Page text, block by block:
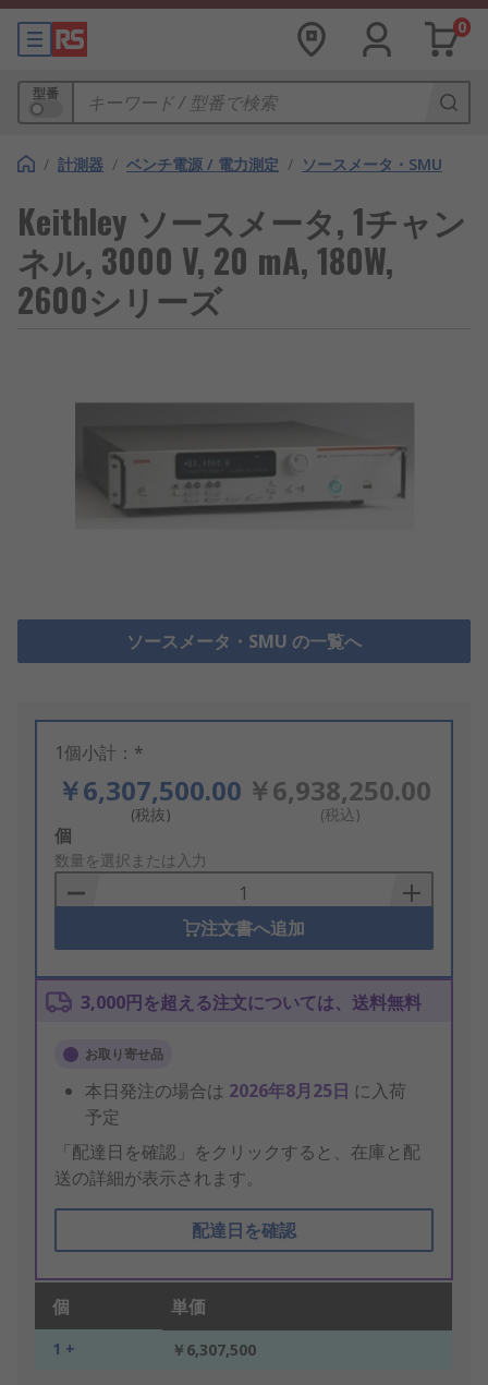
0
型番
/ 計測器 / ベンチ電源 / 電力測定 / ソースメータ・SMU
Keithley ソースメータ, 1チャン
ネル, 3000 V, 20 mA, 180W,
2600シリーズ
ソースメータ・SMU の一覧へ
1個小計：*
￥6,307,500.00
(税抜)
￥6,938,250.00
(税込)
Add
to
Basket
個
数量を選択または入力
注文書へ追加
3,000円を超える注文については、送料無料
お取り寄せ品
本日発注の場合は 2026年8月25日 に入荷
予定
「配達日を確認」をクリックすると、在庫と配
送の詳細が表示されます。
配達日を確認
個 単価
1 + ￥6,307,500